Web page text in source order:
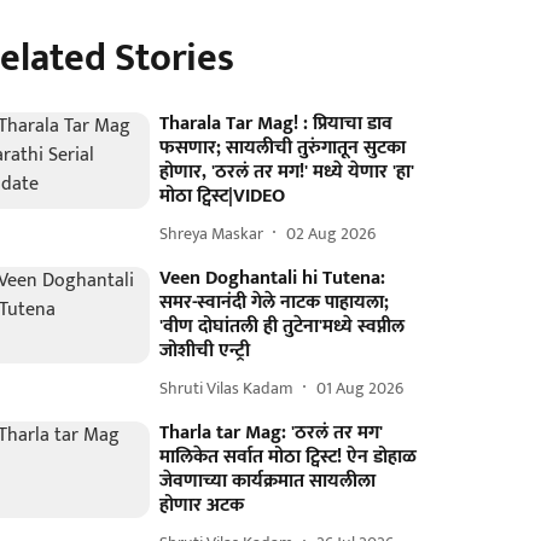
Stories
Tharala Tar Mag! : प्रियाचा डाव
फसणार; सायलीची तुरुंगातून सुटका
होणार, 'ठरलं तर मग!' मध्ये येणार 'हा'
मोठा ट्विस्ट|VIDEO
Shreya Maskar 02 Aug 2026
Veen Doghantali hi Tutena:
समर-स्वानंदी गेले नाटक पाहायला;
'वीण दोघांतली ही तुटेना'मध्ये स्वप्नील
जोशीची एन्ट्री
Shruti Vilas Kadam 01 Aug 2026
Tharla tar Mag: 'ठरलं तर मग'
मालिकेत सर्वात मोठा ट्विस्ट! ऐन डोहाळ
जेवणाच्या कार्यक्रमात सायलीला
होणार अटक